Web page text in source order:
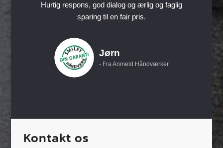
Kontakt os
Hurtig respons, god dialog og ærlig og faglig
sparing til en fair pris.
Jørn
- Fra Anmeld Håndværker